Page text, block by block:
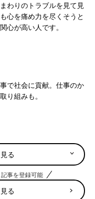
わりのトラブルを見て見
心を痛め力を尽くそうと
心が高い人です。
で社会に貢献。仕事のか
り組みも。
をぶつけることも。動物
でしょう。
る
事を登録可能
る